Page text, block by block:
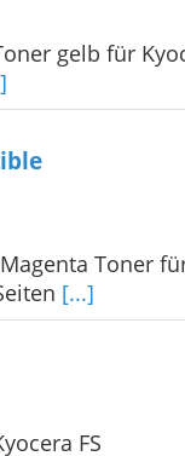
gelb für
Toner
[...]
FS